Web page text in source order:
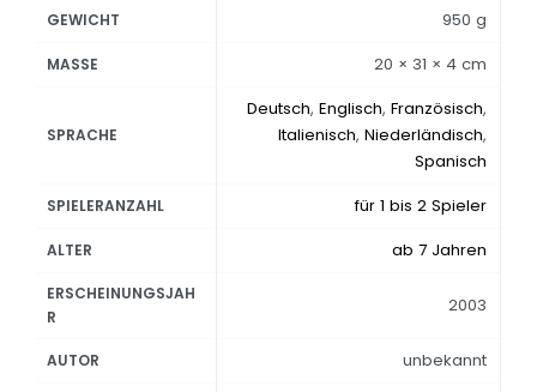
GEWICHT 950 g
MASSE 20 × 31 × 4 cm
SPRACHE
Deutsch, Englisch, Französisch,
Italienisch, Niederländisch,
Spanisch
SPIELERANZAHL für 1 bis 2 Spieler
ALTER ab 7 Jahren
ERSCHEINUNGSJAH
R
2003
AUTOR unbekannt